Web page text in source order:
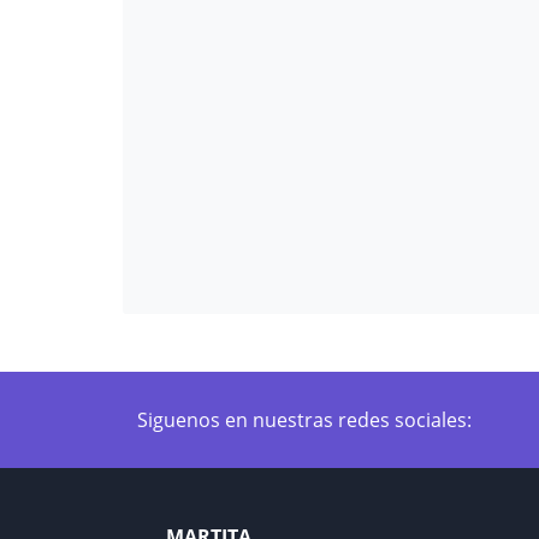
Siguenos en nuestras redes sociales: